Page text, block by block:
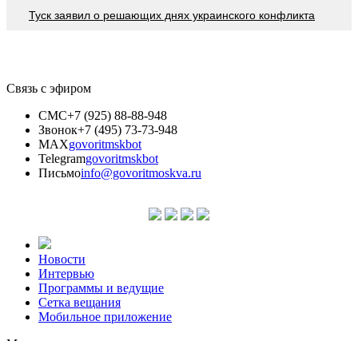
Туск заявил о решающих днях украинского конфликта
Связь с эфиром
СМС+7 (925) 88-88-948
Звонок+7 (495) 73-73-948
MAXgovoritmskbot
Telegramgovoritmskbot
Письмоinfo@govoritmoskva.ru
Новости
Интервью
Программы и ведущие
Сетка вещания
Мобильное приложение